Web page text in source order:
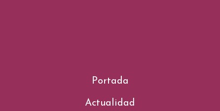
Portada
Actualidad